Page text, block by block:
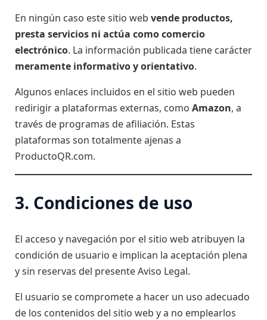
En ningún caso este sitio web vende productos,
presta servicios ni actúa como comercio
electrónico. La información publicada tiene carácter
meramente informativo y orientativo.
Algunos enlaces incluidos en el sitio web pueden
redirigir a plataformas externas, como Amazon, a
través de programas de afiliación. Estas
plataformas son totalmente ajenas a
ProductoQR.com.
3. Condiciones de uso
El acceso y navegación por el sitio web atribuyen la
condición de usuario e implican la aceptación plena
y sin reservas del presente Aviso Legal.
El usuario se compromete a hacer un uso adecuado
de los contenidos del sitio web y a no emplearlos